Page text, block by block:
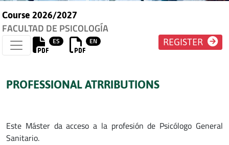
Course 2026/2027
FACULTAD DE PSICOLOGÍA
ES EN REGISTER
PROFESSIONAL ATRRIBUTIONS
Este Máster da acceso a la profesión de Psicólogo General
Sanitario.